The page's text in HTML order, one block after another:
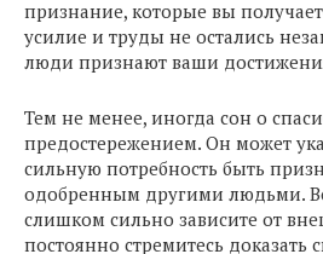
признание, которые вы
усилие и труды не остались
люди признают ваши
Тем не менее, иногда сон о
предостережением. Он может
сильную потребность быть
одобренным другими людьми.
слишком сильно зависите от
постоянно стремитесь доказать